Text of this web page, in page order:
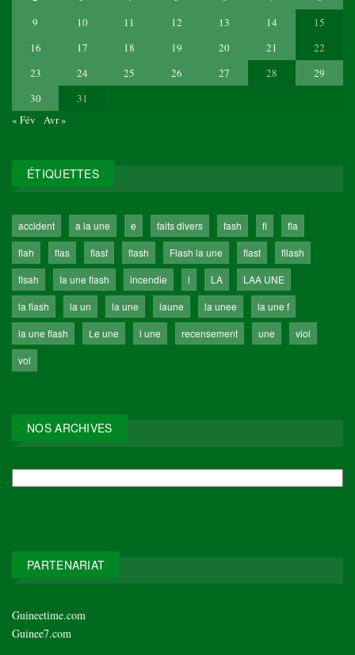
9
10 11 12 13 14
15
16
17 18 19 20 21
22
23
24 25 26 27 28
29
30
31
« Fév
Avr »
ÉTIQUETTES
accident a la une e faits divers fash fl
fla
flah
flas flasf flash Flash la une flast
fllash
flsah
Ia une flash incendie l LA
LAA UNE
la flash
la un la une laune la unee
la une f
la une flash
Le une l une recensement une
viol
vol
NOS ARCHIVES
PARTENARIAT
Guineetime.com
Guinee7.com